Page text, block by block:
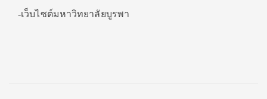
-เว็บไซต์มหาวิทยาลัยบูรพา